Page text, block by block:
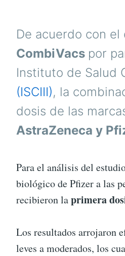
De acuerdo con
CombiVacs por
Instituto de Salud
(ISCIII), la
dosis de las
AstraZeneca y
Para el análisis del
biológico de Pfizer a las
recibieron laprimera
Los resultados arrojaron
leves a moderados, los